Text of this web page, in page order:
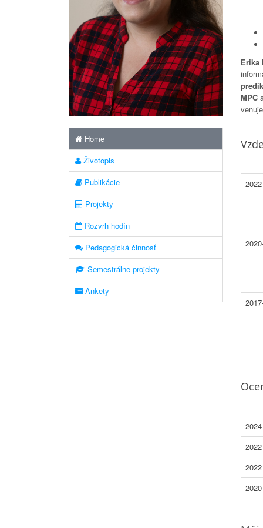
Home
Životopis
Publikácie
Projekty
Rozvrh hodín
Pedagogická činnosť
Semestrálne projekty
Ankety
Erika
MPC
2022
2024
2022
2022
2020